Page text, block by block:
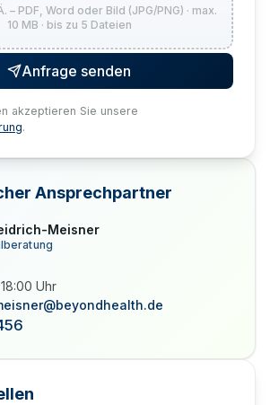
– PDF, Word oder Bild (JPG/PNG) · max.
10 MB · bis zu 5 Dateien
Anfrage senden
akzeptieren Sie unsere
.
Ansprechpartner
Meisner
Uhr